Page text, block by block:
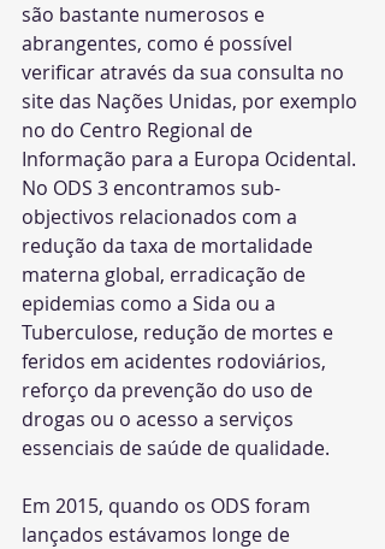
são bastante numerosos e
abrangentes, como é possível
verificar através da sua consulta no
site das Nações Unidas, por exemplo
no do Centro Regional de
Informação para a Europa Ocidental.
No ODS 3 encontramos sub-
objectivos relacionados com a
redução da taxa de mortalidade
materna global, erradicação de
epidemias como a Sida ou a
Tuberculose, redução de mortes e
feridos em acidentes rodoviários,
reforço da prevenção do uso de
drogas ou o acesso a serviços
essenciais de saúde de qualidade.
Em 2015, quando os ODS foram
lançados estávamos longe de